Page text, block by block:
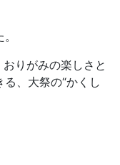
りがみの楽しさと
、大祭の“かくし